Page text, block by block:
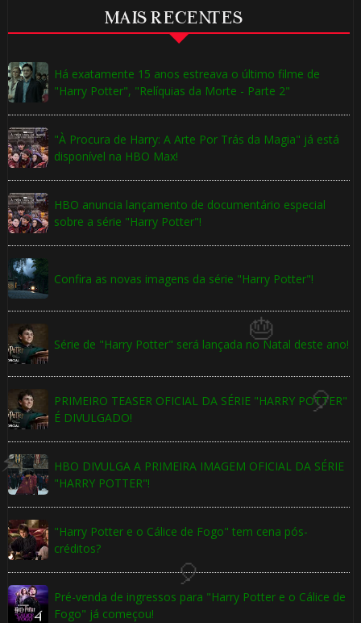
MAIS RECENTES
Há exatamente 15 anos estreava o último filme de
"Harry Potter", "Relíquias da Morte - Parte 2"
"À Procura de Harry: A Arte Por Trás da Magia" já está
disponível na HBO Max!
HBO anuncia lançamento de documentário especial
sobre a série "Harry Potter"!
Confira as novas imagens da série "Harry Potter"!
Série de "Harry Potter" será lançada no Natal deste ano!
PRIMEIRO TEASER OFICIAL DA SÉRIE "HARRY POTTER"
É DIVULGADO!
HBO DIVULGA A PRIMEIRA IMAGEM OFICIAL DA SÉRIE
"HARRY POTTER"!
"Harry Potter e o Cálice de Fogo" tem cena pós-
créditos?
Pré-venda de ingressos para "Harry Potter e o Cálice de
Fogo" já começou!
🎈
1️⃣
🎂